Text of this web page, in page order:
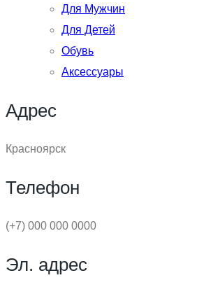
Для Мужчин
Для Детей
Обувь
Аксессуары
Адрес
Красноярск
Телефон
(+7) 000 000 0000
Эл. адрес